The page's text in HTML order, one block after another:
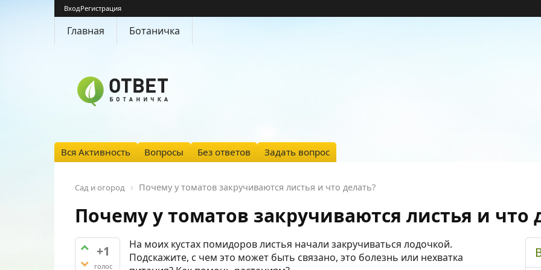
ВходРегистрация
Главная Ботаничка
Вся Активность Вопросы Без ответов Задать вопрос
Сад и огород Почему у томатов закручиваются листья и что делать?
Почему у томатов закручиваются листья и что
+1
голос
На моих кустах помидоров листья начали закручиваться лодочкой.
Подскажите, с чем это может быть связано, это болезнь или нехватка